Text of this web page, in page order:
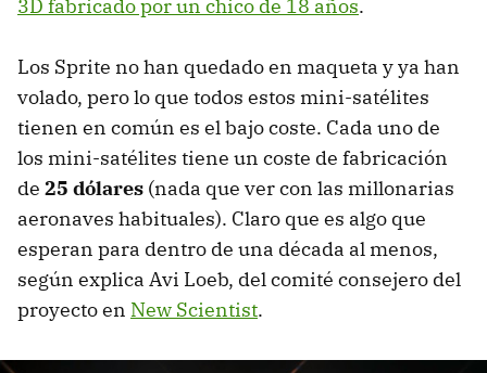
3D fabricado por un chico de 18 años.
Los Sprite no han quedado en maqueta y ya han
volado, pero lo que todos estos mini-satélites
tienen en común es el bajo coste. Cada uno de
los mini-satélites tiene un coste de fabricación
de 25 dólares (nada que ver con las millonarias
aeronaves habituales). Claro que es algo que
esperan para dentro de una década al menos,
según explica Avi Loeb, del comité consejero del
proyecto en New Scientist.